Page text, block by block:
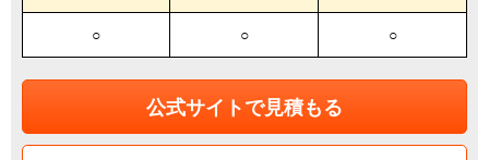
○ ○ ○
公式サイトで見積もる